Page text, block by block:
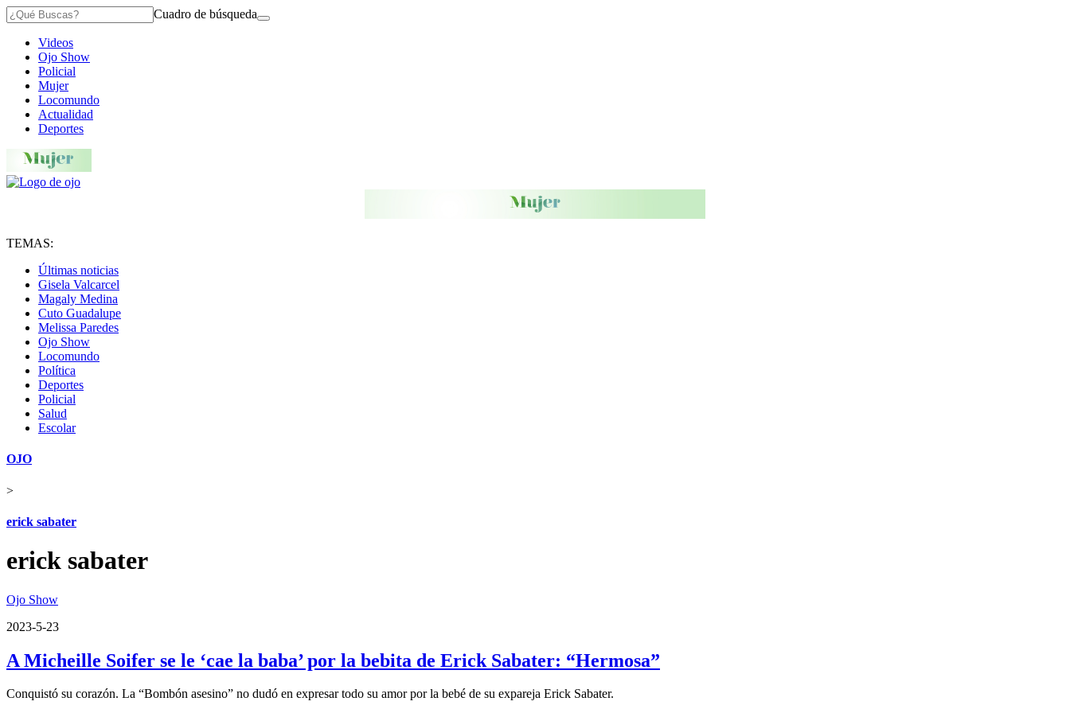
Cuadro de búsqueda
Videos
Ojo Show
Policial
Mujer
Locomundo
Actualidad
Deportes
TEMAS:
Últimas noticias
Gisela Valcarcel
Magaly Medina
Cuto Guadalupe
Melissa Paredes
Ojo Show
Locomundo
Política
Deportes
Policial
Salud
Escolar
OJO
>
erick sabater
erick sabater
Ojo Show
2023-5-23
A Micheille Soifer se le ‘cae la baba’ por la bebita de Erick Sabater: “Hermosa”
Conquistó su corazón. La “Bombón asesino” no dudó en expresar todo su amor por la bebé de su expareja Erick Sabater.